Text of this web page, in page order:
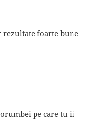
foarte bune
pe care tu ii